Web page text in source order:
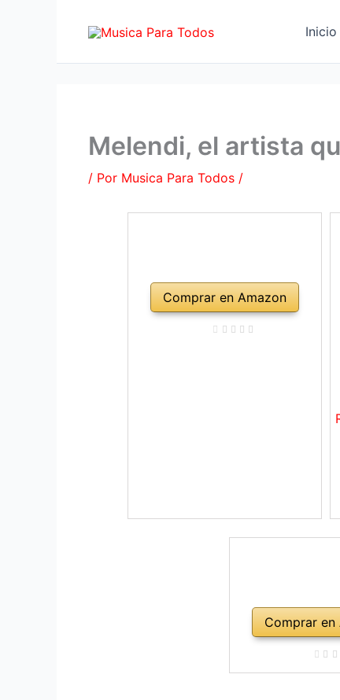
Inicio
Melendi, el artista
/ Por Musica Para Todos /
Comprar en Amazon
Comprar en